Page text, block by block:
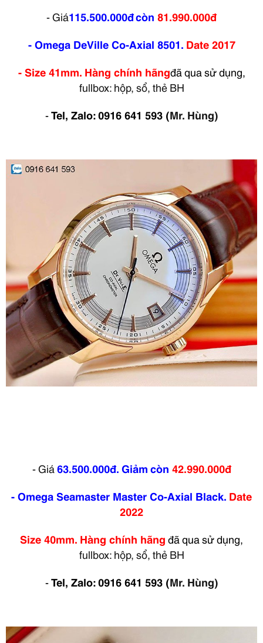
- Giá115.500.000đcòn 81.990.000đ
- Omega DeVille Co-Axial 8501. Date 2017
- Size 41mm. Hàng chính hãngđã qua sử dụng,
fullbox: hộp, sổ, thẻ BH
-Tel, Zalo: 0916 641 593 (Mr. Hùng)
- Giá63.500.000đ.Giảmcòn 42.990.000đ
- Omega Seamaster Master Co-Axial Black. Date
2022
Size 40mm. Hàng chính hãngđã qua sử dụng,
fullbox: hộp, sổ, thẻ BH
-Tel, Zalo: 0916 641 593 (Mr. Hùng)